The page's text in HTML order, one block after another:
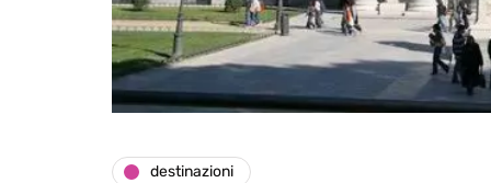
destinazioni